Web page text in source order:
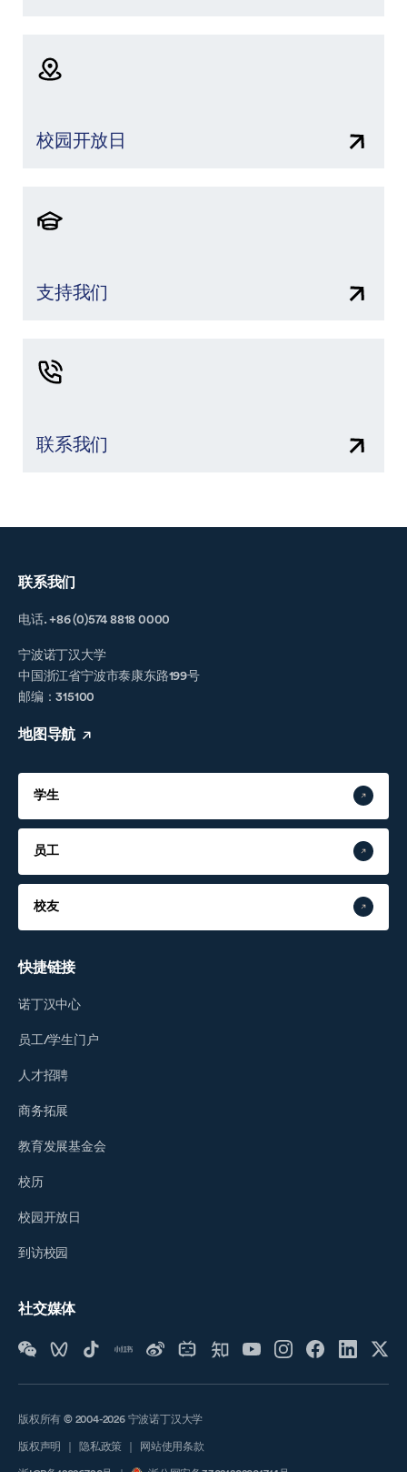
校园开放日
支持我们
联系我们
联系我们
电话. +86 (0)574 8818 0000
宁波诺丁汉大学
中国浙江省宁波市泰康东路199号
邮编：315100
地图导航
学生
员工
校友
快捷链接
诺丁汉中心
员工/学生门户
人才招聘
商务拓展
教育发展基金会
校历
校园开放日
到访校园
社交媒体
版权所有 © 2004-2026 宁波诺丁汉大学
版权声明 隐私政策 网站使用条款